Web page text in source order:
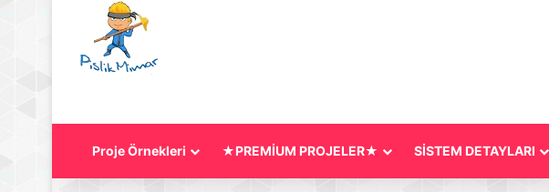
Proje Örnekleri ★PREMİUM PROJELER★ SİSTEM DETAYLARI